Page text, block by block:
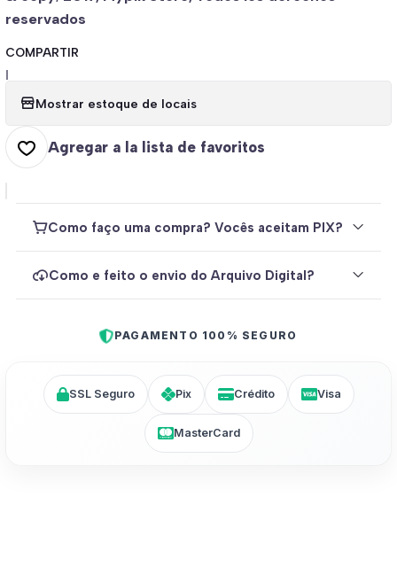
reservados
COMPARTIR
|
Mostrar estoque de locais
Agregar a la lista de favoritos
Como faço uma compra? Vocês aceitam PIX?
Como e feito o envio do Arquivo Digital?
PAGAMENTO 100% SEGURO
SSL Seguro Pix Crédito Visa
MasterCard